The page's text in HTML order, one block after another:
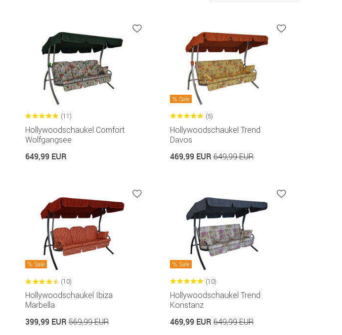
(11)
Hollywoodschaukel Comfort
Wolfgangsee
649,99 EUR
Sale
(5)
Hollywoodschaukel Trend
Davos
469,99 EUR649,99 EUR
Sale
(10)
Hollywoodschaukel Ibiza
Marbella
399,99 EUR 569,99 EUR
Sale
(10)
Hollywoodschaukel Trend
Konstanz
469,99 EUR649,99 EUR